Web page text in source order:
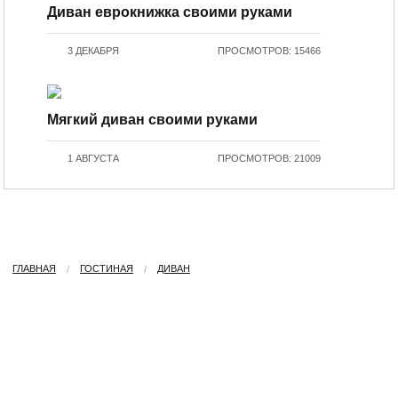
Диван еврокнижка своими руками
3 ДЕКАБРЯ ПРОСМОТРОВ: 15466
Мягкий диван своими руками
1 АВГУСТА ПРОСМОТРОВ: 21009
ГЛАВНАЯ ГОСТИНАЯ ДИВАН